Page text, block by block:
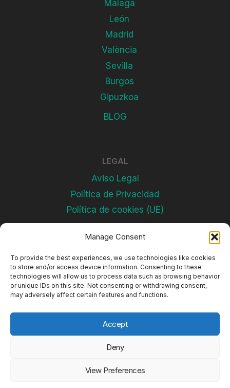
Manage Consent
To provide the best experiences, we use technologies like cookies
to store and/or access device information. Consenting to these
technologies will allow us to process data such as browsing behavior
or unique IDs on this site. Not consenting or withdrawing consent,
may adversely affect certain features and functions.
Accept
Deny
View Preferences
Málaga
León
Madrid
València
Sevilla
Burgos
Gipuzkoa
BLOG
LEGAL
Aviso Legal
Política de Privacidad
Política de cookies (UE)
Subscríbete